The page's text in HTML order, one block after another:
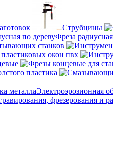
Струбцины
Фреза
станков
окон пвх
пластика
Электроэрозионная